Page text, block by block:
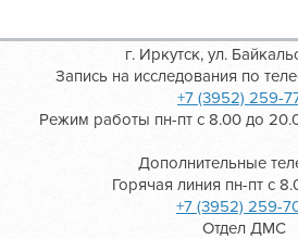
г. Иркутск, ул.
Запись на исследования по
+7 (3952) 259-
Режим работы пн-пт с 8.00 до
Дополнительные
Горячая линия пн-пт с
+7 (3952) 259-
Отдел ДМС